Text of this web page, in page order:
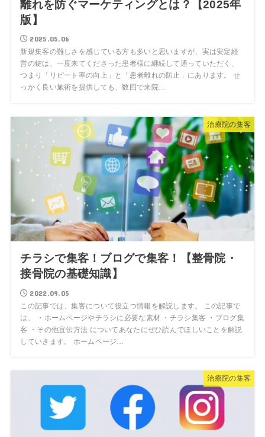
離れを防ぐマーケティングとは？【2025年
版】
2025.05.06
新規集客の難しさを感じている方も多いと思いますが、実は安定経
営の鍵は、一度来てくださった患者様に継続して通っていただく、
つまり「リピート率の向上」と「患者離れの防止」にあります。 せ
っかく良い施術を提供しても、数回で来院…
治療院の集客
チラシで集客！ブログで集客！【整骨院・
接骨院の基礎知識】
2022.09.05
この記事では、集客について役立つ情報を解説します。 この記事で
は、 ・ホームページやチラシに必要な素材 ・チラシ集客 ・ブログ集
客 ・その他宣伝方法 についてあなたにぜひ読んでほしいことを解説
していきます。 ホームページ…
治療院の集客